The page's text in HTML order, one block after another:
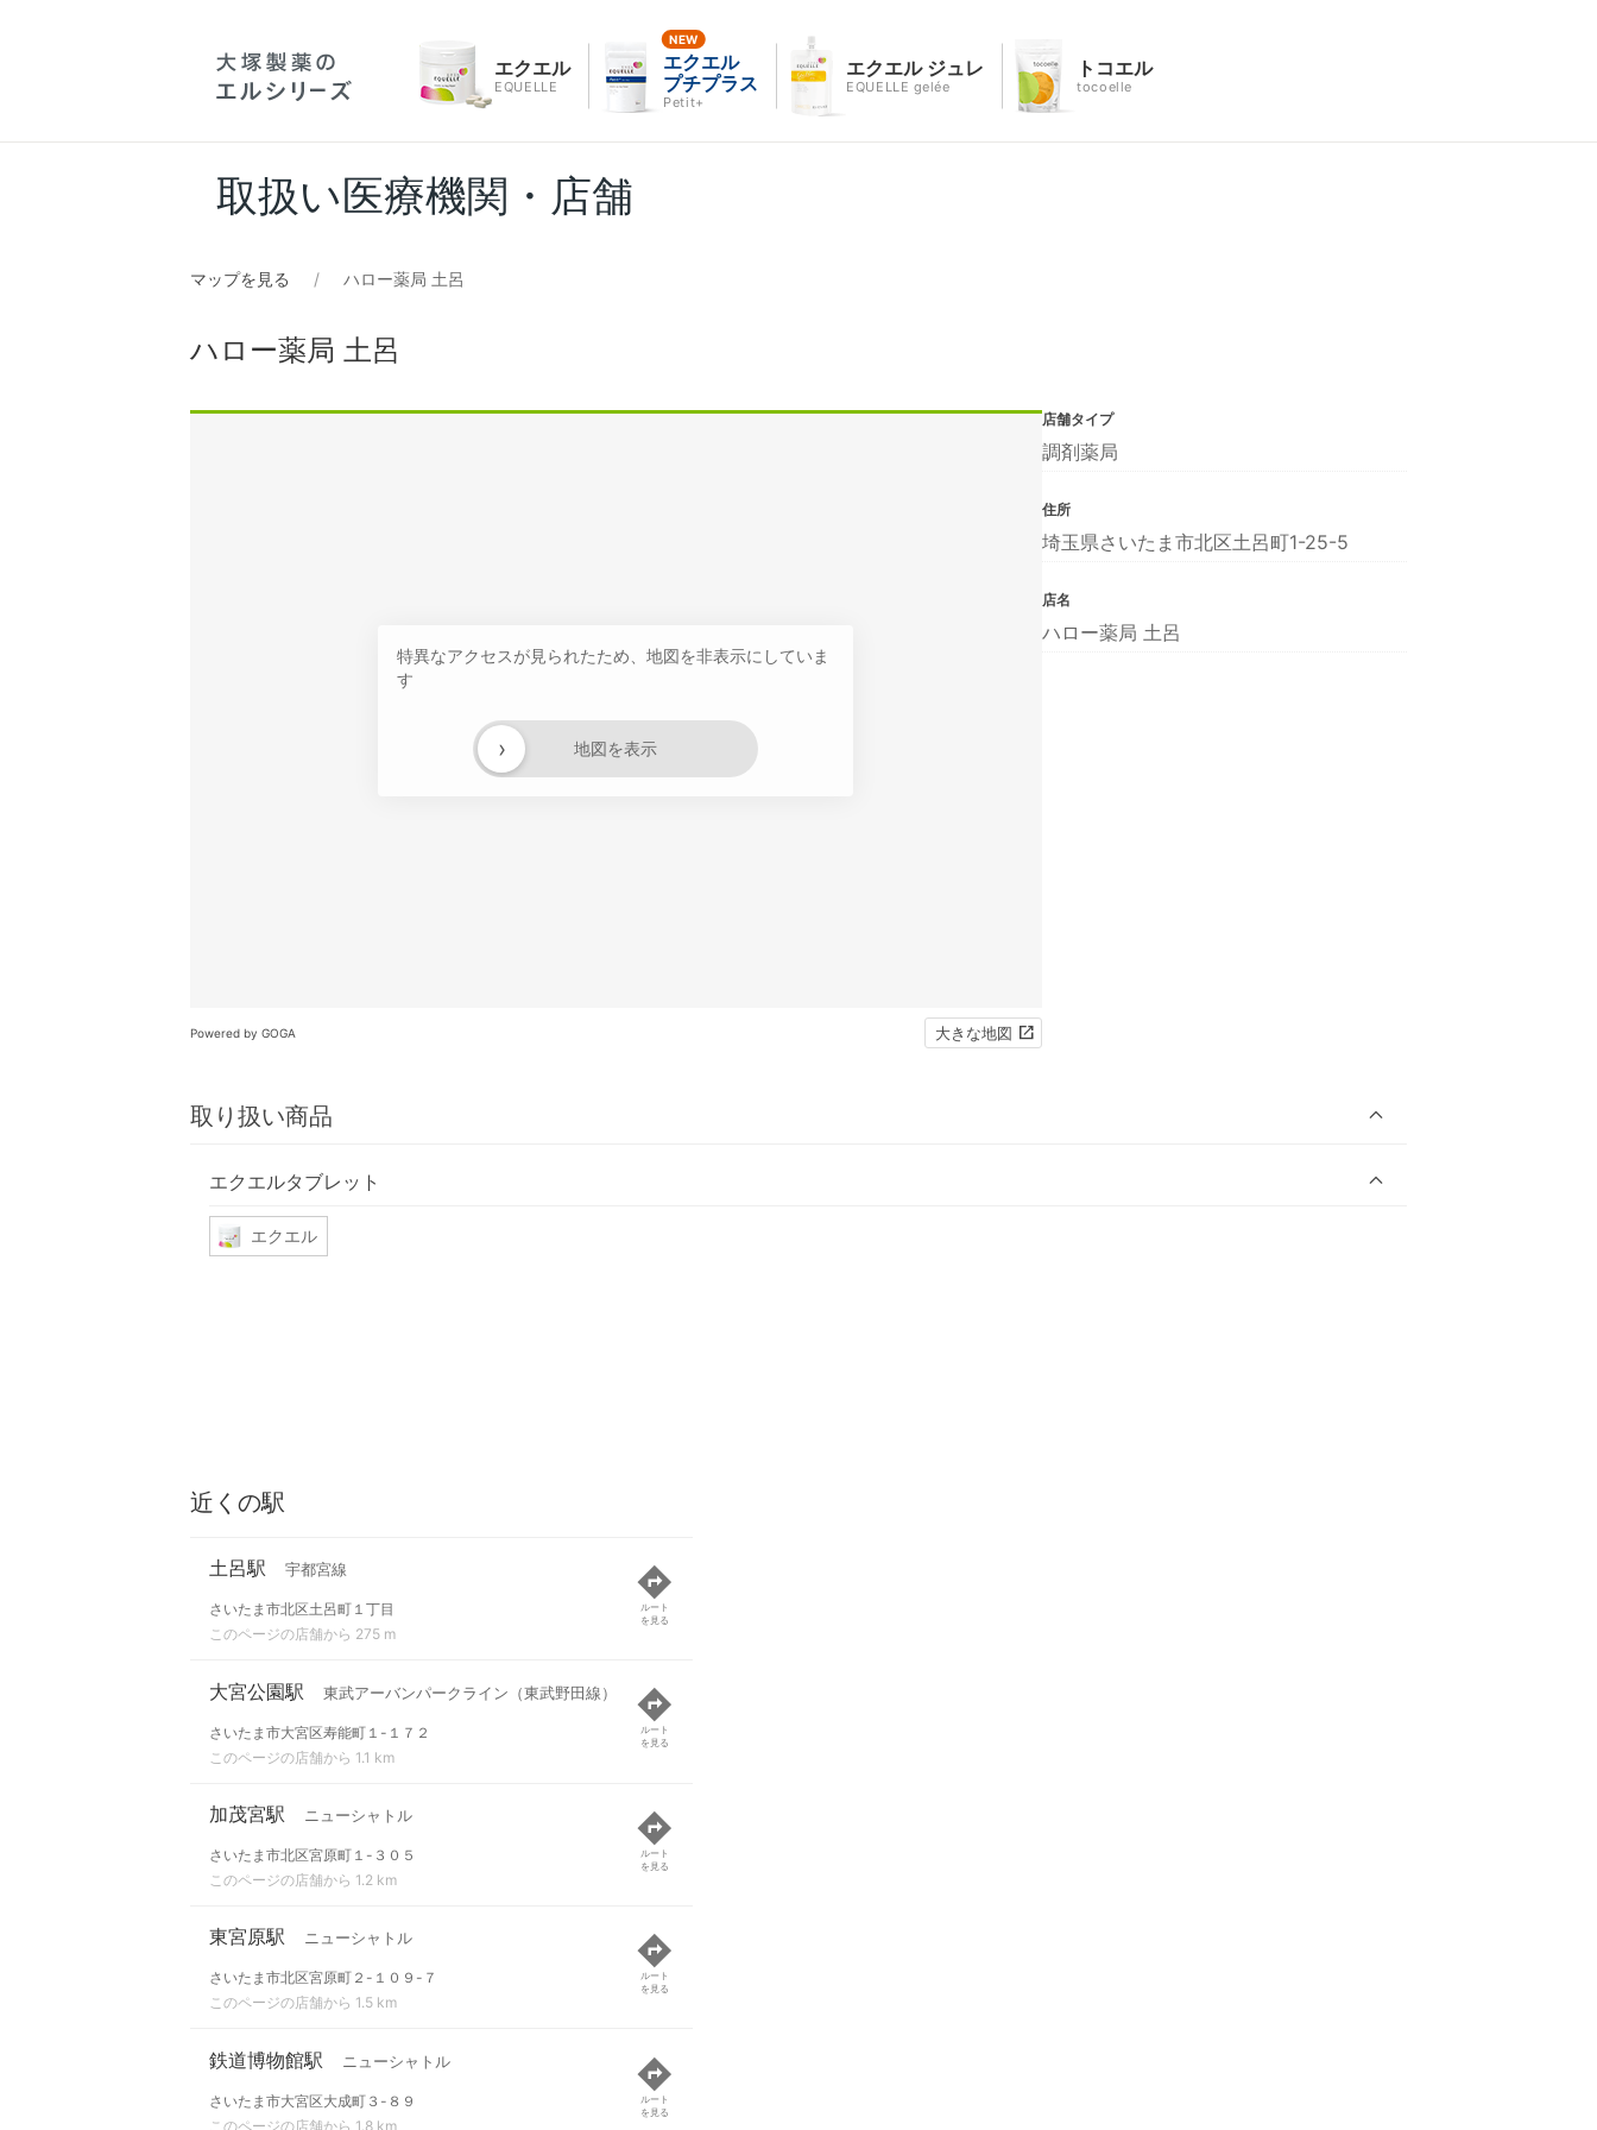
エクエル
EQUELLE
エクエル
プチプラス
Petit+
エクエル ジュレ
EQUELLE gelée
トコエル
tocoelle
取扱い医療機関・店舗
マップを見る ハロー薬局 土呂
ハロー薬局 土呂
特異なアクセスが見られたため、地図を非表示にしていま
す
地図を表示
›
Powered by GOGA 大きな地図
取り扱い商品
エクエルタブレット
エクエル
店舗タイプ
調剤薬局
住所
埼玉県さいたま市北区土呂町1-25-5
店名
ハロー薬局 土呂
近くの駅
土呂駅 宇都宮線
さいたま市北区土呂町１丁目
このページの店舗から 275 m
ルート
を見る
大宮公園駅 東武アーバンパークライン（東武野田線）
さいたま市大宮区寿能町１-１７２
このページの店舗から 1.1 km
ルート
を見る
加茂宮駅 ニューシャトル
さいたま市北区宮原町１-３０５
このページの店舗から 1.2 km
ルート
を見る
東宮原駅 ニューシャトル
さいたま市北区宮原町２-１０９-７
このページの店舗から 1.5 km
ルート
を見る
鉄道博物館駅 ニューシャトル
さいたま市大宮区大成町３-８９
このページの店舗から 1.8 km
ルート
を見る